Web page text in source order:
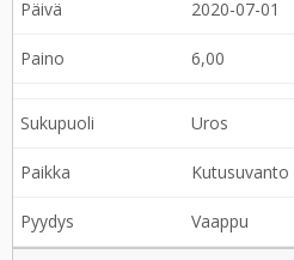
2020-07-01
6,00
Uros
Kutusuvanto
Vaappu